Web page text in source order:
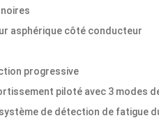
asphérique côté conducteur
progressive
piloté avec 3 modes
de détection de fatigue